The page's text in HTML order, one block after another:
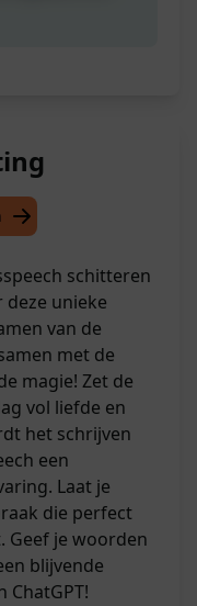
schitteren
unieke
van de
met de
magie! Zet de
vol liefde en
het schrijven
een
Laat je
die perfect
Geef je woorden
blijvende